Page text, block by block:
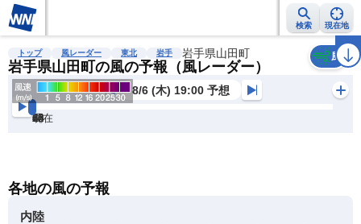
検索 現在地
雨雲レーダー 台風情報 地震情報 警報・注意報 2週間天気 ラ
トップ 風レーダー 東北 岩手 岩手県山田町
岩手県山田町の風の予報（風レーダー）
風
8/6 (木) 19:00 予想
現在
6h
12
24
36
48
60
72
各地の風の予報
内陸